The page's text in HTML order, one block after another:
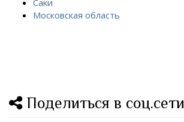
Саки
Московская область
Поделиться в соц.сети